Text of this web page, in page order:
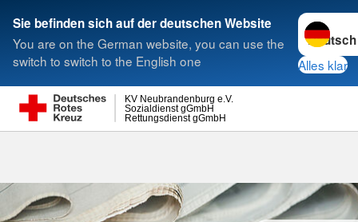
Sie befinden sich auf der deutschen Website
You are on the German website, you can use the
switch to switch to the English one
Sprache
Alles klar
Rettungsdienst gGmbH
Sozialdienst gGmbH
KV Neubrandenburg e.V.
Suche